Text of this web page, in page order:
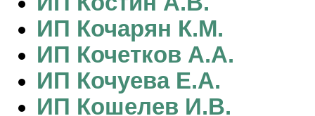
ИП Кочарян К.М.
ИП Кочетков А.А.
ИП Кочуева Е.А.
ИП Кошелев И.В.